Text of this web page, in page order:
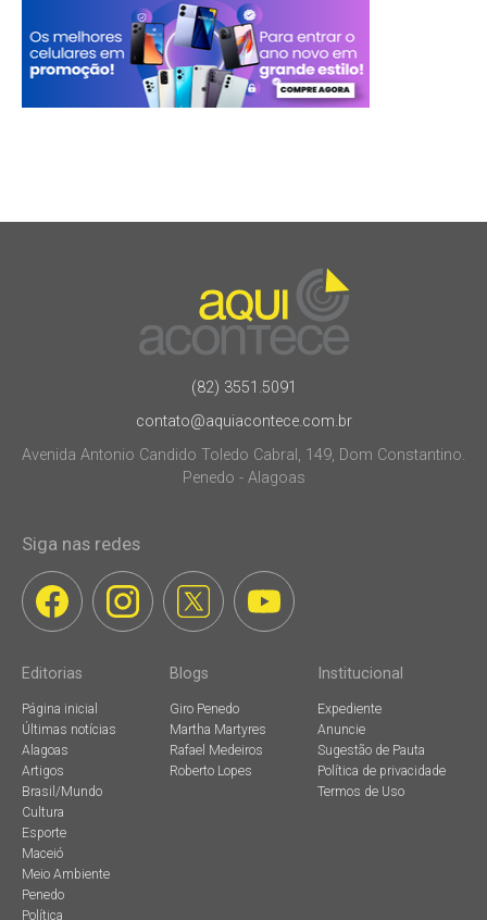
(82) 3551.5091
contato@aquiacontece.com.br
Avenida Antonio Candido Toledo Cabral, 149, Dom Constantino.
Penedo - Alagoas
Siga nas redes
Editorias
Página inicial
Últimas notícias
Alagoas
Artigos
Brasil/Mundo
Cultura
Esporte
Maceió
Meio Ambiente
Penedo
Política
Blogs
Giro Penedo
Martha Martyres
Rafael Medeiros
Roberto Lopes
Institucional
Expediente
Anuncie
Sugestão de Pauta
Política de privacidade
Termos de Uso